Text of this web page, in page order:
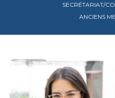
SECRÉTARIAT/
ANCIENS